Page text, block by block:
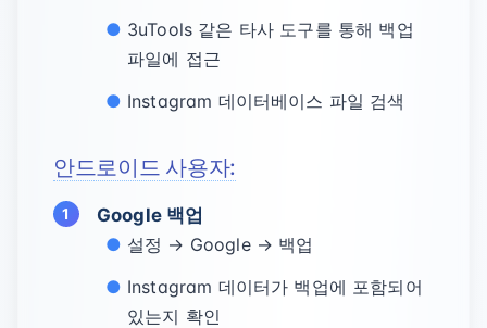
3uTools 같은 타사 도구를 통해 백업
파일에 접근
Instagram 데이터베이스 파일 검색
안드로이드 사용자:
Google 백업
설정 → Google → 백업
Instagram 데이터가 백업에 포함되어
있는지 확인